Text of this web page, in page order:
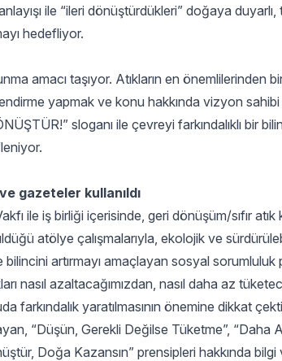
ile “ileri dönüştürdükleri” doğaya duyarlı,
hedefliyor.
amacı taşıyor. Atıkların en önemlilerinden
yapmak ve konu hakkında vizyon sahibi
sloganı ile çevreyi farkındalıklı bir
gazeteler kullanıldı
ile iş birliği içerisinde, geri dönüşüm/sıfır atık
atölye çalışmalarıyla, ekolojik ve
artırmayı amaçlayan sosyal sorumluluk
nasıl azaltacağımızdan, nasıl daha az
farkındalık yaratılmasının önemine dikkat
“Düşün, Gerekli Değilse Tüketme”, “Daha
Doğa Kazansın” prensipleri hakkında bilgi